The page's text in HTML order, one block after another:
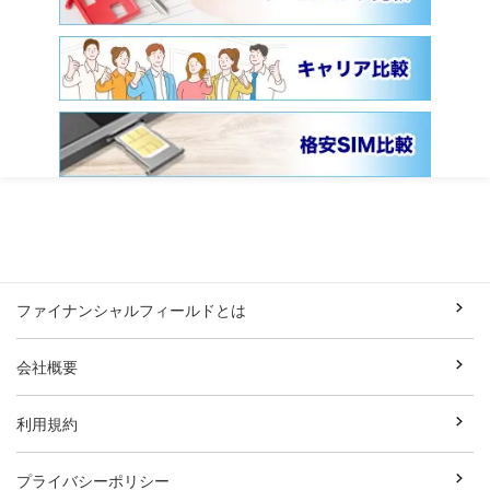
ファイナンシャルフィールドとは
会社概要
利用規約
プライバシーポリシー